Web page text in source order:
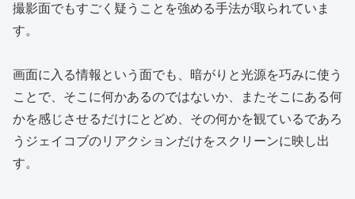
撮影面でもすごく疑うことを強める手法が取られていま
す。
画面に入る情報という面でも、暗がりと光源を巧みに使う
ことで、そこに何かあるのではないか、またそこにある何
かを感じさせるだけにとどめ、その何かを観ているであろ
うジェイコブのリアクションだけをスクリーンに映し出
す。